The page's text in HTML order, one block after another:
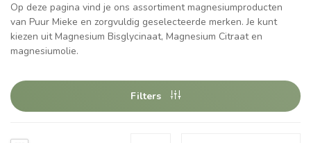
Op deze pagina vind je ons assortiment magnesiumproducten
van Puur Mieke en zorgvuldig geselecteerde merken. Je kunt
kiezen uit Magnesium Bisglycinaat, Magnesium Citraat en
magnesiumolie.
Filters